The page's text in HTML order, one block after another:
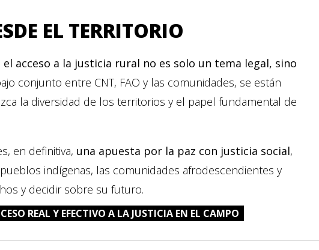
EL TERRITORIO
el acceso a la justicia rural no es solo un tema legal, sino
conjunto entre CNT, FAO y las comunidades, se están
la diversidad de los territorios y el papel fundamental de
en definitiva, una apuesta por la paz con justicia social,
indígenas, las comunidades afrodescendientes y
y decidir sobre su futuro.
REAL Y EFECTIVO A LA JUSTICIA EN EL CAMPO